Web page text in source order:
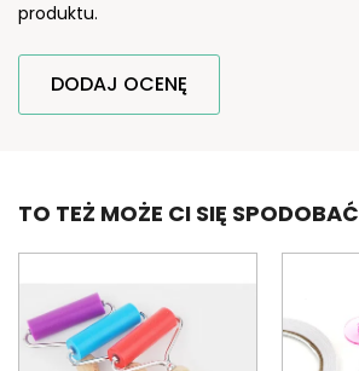
produktu.
DODAJ OCENĘ
TO TEŻ MOŻE CI SIĘ SPODOBAĆ